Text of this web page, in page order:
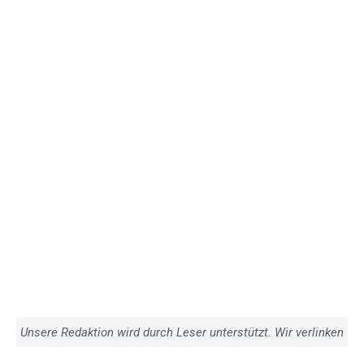
Unsere Redaktion wird durch Leser unterstützt. Wir verlinken